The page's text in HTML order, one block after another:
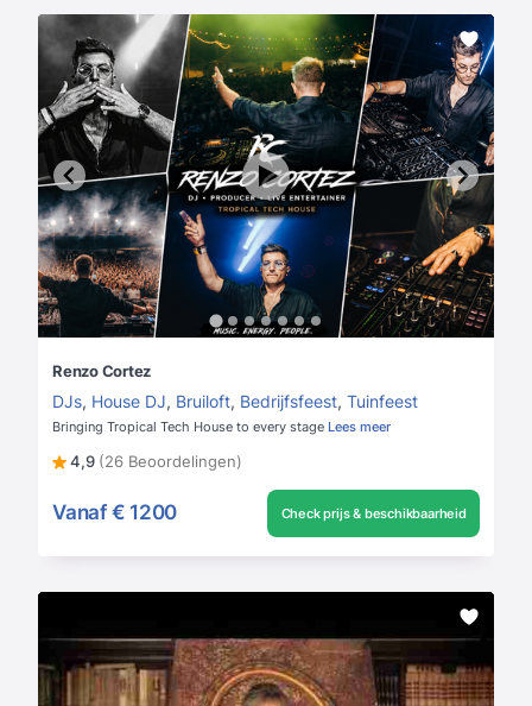
Renzo Cortez
DJs, House DJ, Bruiloft, Bedrijfsfeest, Tuinfeest
Bringing Tropical Tech House to every stage Lees meer
4,9 (26 Beoordelingen)
Vanaf € 1200 Check prijs & beschikbaarheid